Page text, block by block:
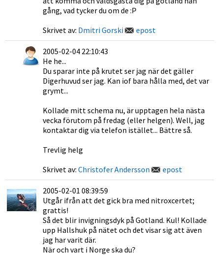
gång, vad tycker du om de :P
Skrivet av: Dmitri Gorski epost
2005-02-04 22:10:43
He he...
Du sparar inte på krutet ser jag när det gäller
Digerhuvud ser jag. Kan iof bara hålla med, det var
grymt...
Kollade mitt schema nu, är upptagen hela nästa
vecka förutom på fredag (eller helgen). Well, jag
kontaktar dig via telefon istället... Bättre så.
Trevlig helg
Skrivet av: Christofer Andersson epost
2005-02-01 08:39:59
Utgår ifrån att det gick bra med nitroxcertet;
grattis!
Så det blir invigningsdyk på Gotland. Kul! Kollade
upp Hallshuk på nätet och det visar sig att även
jag har varit där.
När och vart i Norge ska du?